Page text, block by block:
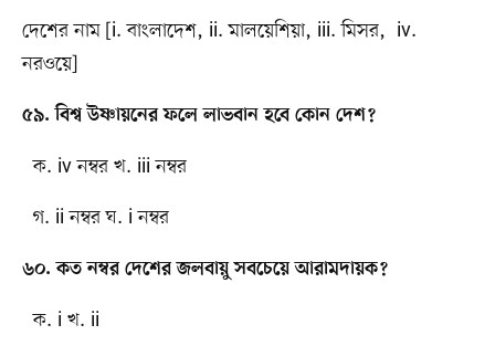
দেশের নাম [i. বাংলাদেশ, ii. মালয়েশিয়া, iii. মিসর, iv.
নরওয়ে]
৫৯. বিশ্ব উষ্ণায়নের ফলে লাভবান হবে কোন দেশ?
ক. iv নম্বর খ. iii নম্বর
গ. ii নম্বর ঘ. i নম্বর
৬০. কত নম্বর দেশের জলবায়ু সবচেয়ে আরামদায়ক?
ক. i খ. ii